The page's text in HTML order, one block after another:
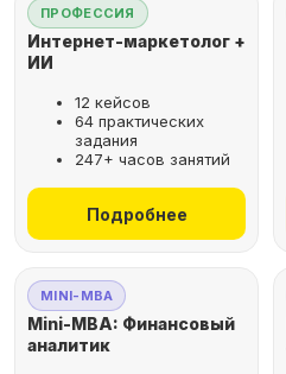
ПРОФЕССИЯ
Интернет-маркетолог +
ИИ
12 кейсов
64 практических
задания
247+ часов занятий
Подробнее
MINI-MBA
Mini-MBA: Финансовый
аналитик
Рассрочка за 2
не выходя из дома
Выбрать курс